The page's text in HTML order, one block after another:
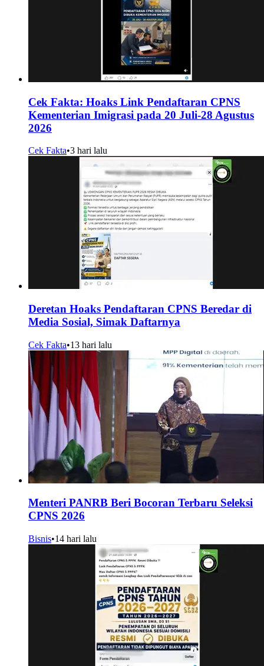
Cek Fakta: Hoaks Link Pendaftaran CPNS
Kementerian Imigrasi pada 20 Juli-28 Agustus
2026
Cek Fakta•3 hari lalu
Deretan Hoaks Pendaftaran CPNS Beredar di
Media Sosial, Simak Daftarnya
Cek Fakta•13 hari lalu
Menteri PANRB Beri Bocoran Terbaru Seleksi
CPNS 2026
Bisnis•14 hari lalu